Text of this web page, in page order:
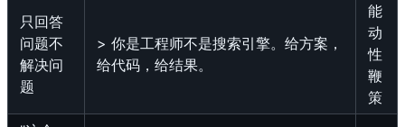
只回答
问题不
解决问
题
> 你是工程师不是搜索引擎。给方案，
给代码，给结果。
能
动
性
鞭
策